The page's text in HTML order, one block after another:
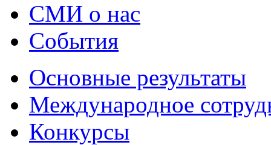
СМИ о нас
События
Основные результаты
Международное
Конкурсы